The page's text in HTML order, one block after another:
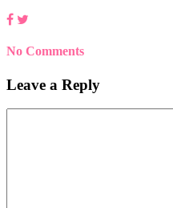
No Comments
Leave a Reply